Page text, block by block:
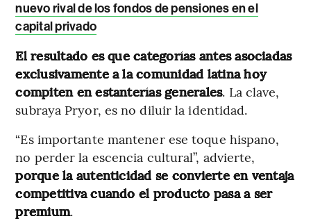
nuevo rival de los fondos de pensiones en el
capital privado
El resultado es que categorías antes asociadas
exclusivamente a la comunidad latina hoy
compiten en estanterías generales. La clave,
subraya Pryor, es no diluir la identidad.
“Es importante mantener ese toque hispano,
no perder la escencia cultural”, advierte,
porque la autenticidad se convierte en ventaja
competitiva cuando el producto pasa a ser
premium.